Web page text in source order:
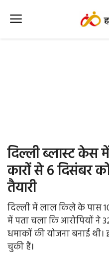
Office Office
Political Gossips
Farm & Food
Opinion
दिल्ली ब्लास्ट केस
कारों से 6 दिसंबर
तैयारी
दिल्ली में लाल किले के पास
में पता चला कि आरोपियों ने
धमाकों की योजना बनाई
चुकी हैं।